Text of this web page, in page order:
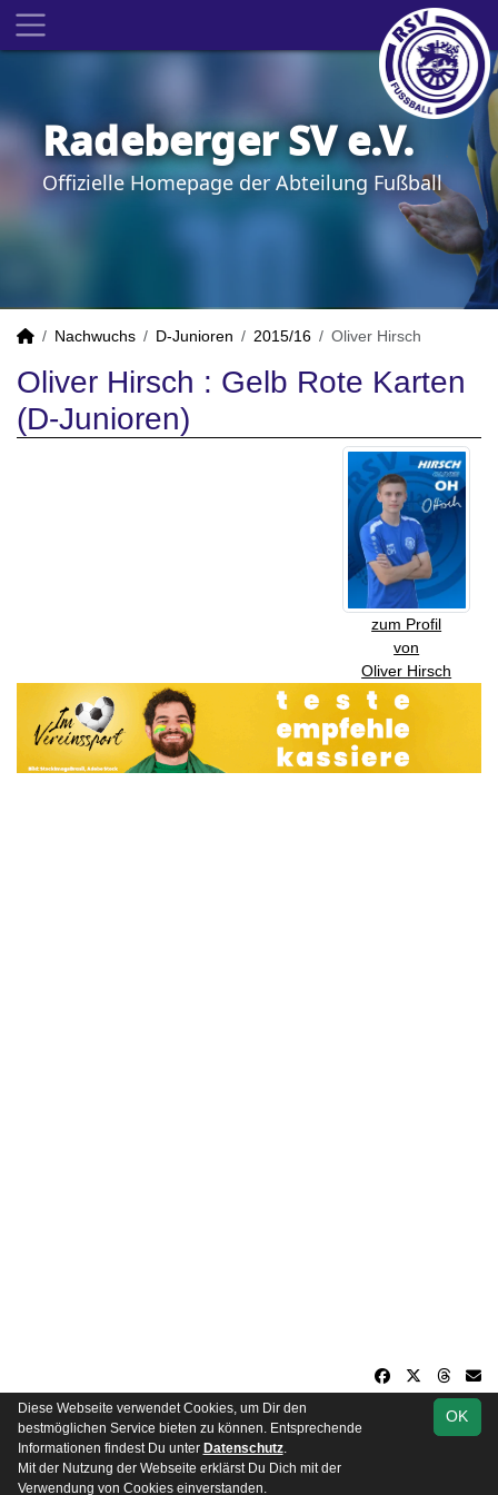
Radeberger SV e.V.
Offizielle Homepage der Abteilung Fußball
Nachwuchs D-Junioren 2015/16 Oliver Hirsch
Oliver Hirsch : Gelb Rote Karten
(D-Junioren)
zum Profil
von
Oliver Hirsch
soccero.de
© 2006 - 2026
Besucherstatistik Impressum Datenschutz
OK
Diese Webseite verwendet Cookies, um Dir den
bestmöglichen Service bieten zu können. Entsprechende
Informationen findest Du unter Datenschutz.
Mit der Nutzung der Webseite erklärst Du Dich mit der
Verwendung von Cookies einverstanden.